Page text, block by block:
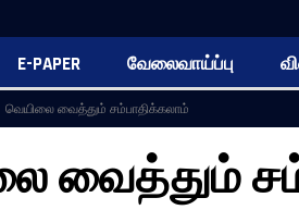
E-PAPER வேலைவாய்ப்பு
வெயிலை வைத்தும் சம்பாதிக்கலாம்
வைத்தும்